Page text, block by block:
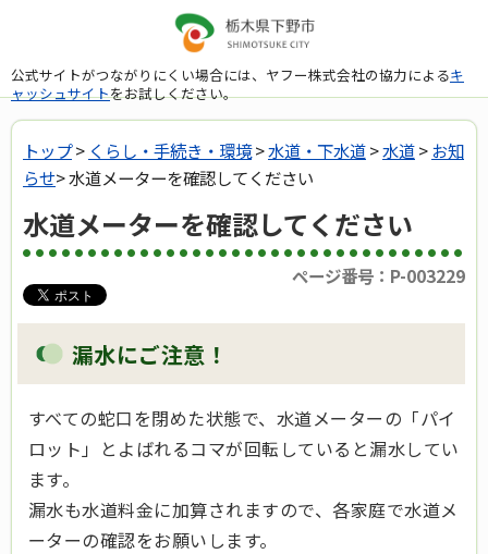
公式サイトがつながりにくい場合には、ヤフー株式会社の協力によるキ
ャッシュサイトをお試しください。
トップ> くらし・手続き・環境>水道・下水道>水道>お知
らせ> 水道メーターを確認してください
水道メーターを確認してください
ページ番号：P-003229
漏水にご注意！
すべての蛇口を閉めた状態で、水道メーターの「パイ
ロット」とよばれるコマが回転していると漏水してい
ます。
漏水も水道料金に加算されますので、各家庭で水道メ
ーターの確認をお願いします。